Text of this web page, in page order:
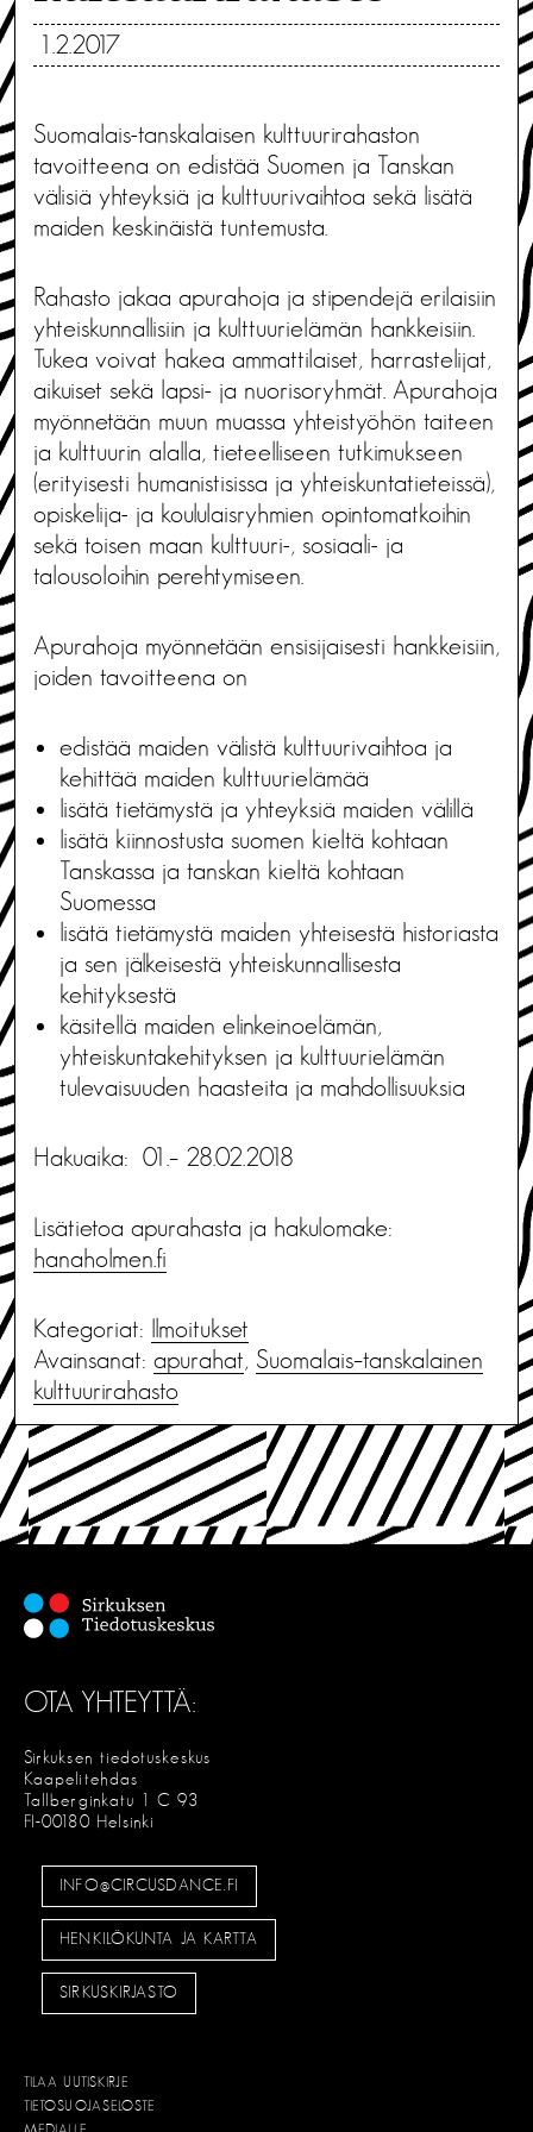
1.2.2017
Suomalais-tanskalaisen kulttuurirahaston
tavoitteena on edistää Suomen ja Tanskan
välisiä yhteyksiä ja kulttuurivaihtoa sekä lisätä
maiden keskinäistä tuntemusta.
Rahasto jakaa apurahoja ja stipendejä erilaisiin
yhteiskunnallisiin ja kulttuurielämän hankkeisiin.
Tukea voivat hakea ammattilaiset, harrastelijat,
aikuiset sekä lapsi- ja nuorisoryhmät. Apurahoja
myönnetään muun muassa yhteistyöhön taiteen
ja kulttuurin alalla, tieteelliseen tutkimukseen
(erityisesti humanistisissa ja yhteiskuntatieteissä),
opiskelija- ja koululaisryhmien opintomatkoihin
sekä toisen maan kulttuuri-, sosiaali- ja
talousoloihin perehtymiseen.
Apurahoja myönnetään ensisijaisesti hankkeisiin,
joiden tavoitteena on
edistää maiden välistä kulttuurivaihtoa ja
kehittää maiden kulttuurielämää
lisätä tietämystä ja yhteyksiä maiden välillä
lisätä kiinnostusta suomen kieltä kohtaan
Tanskassa ja tanskan kieltä kohtaan
Suomessa
lisätä tietämystä maiden yhteisestä historiasta
ja sen jälkeisestä yhteiskunnallisesta
kehityksestä
käsitellä maiden elinkeinoelämän,
yhteiskuntakehityksen ja kulttuurielämän
tulevaisuuden haasteita ja mahdollisuuksia
Hakuaika: 01.– 28.02.2018
Lisätietoa apurahasta ja hakulomake:
hanaholmen.fi
Kategoriat: Ilmoitukset
Avainsanat: apurahat, Suomalais–tanskalainen
kulttuurirahasto
OTA YHTEYTTÄ:
Sirkuksen tiedotuskeskus
Kaapelitehdas
Tallberginkatu 1 C 93
FI-00180 Helsinki
INFO@CIRCUSDANCE.FI
HENKILÖKUNTA JA KARTTA
SIRKUSKIRJASTO
TILAA UUTISKIRJE
TIETOSUOJASELOSTE